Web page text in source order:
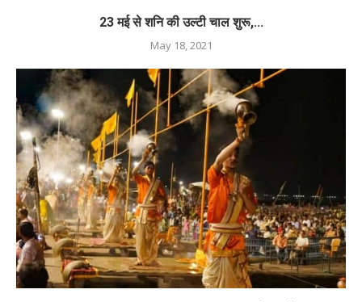
23 मई से शनि की उल्टी चाल शुरू,...
May 18, 2021